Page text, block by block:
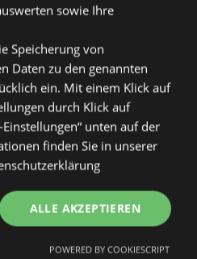
Lidl Angebote
Maximarkt
ADEG Angebote
HOFER Angebote
Eastway
Momcozy
sowie Ihre
Speicherung von
Daten zu den genannten
ein. Mit einem Klick auf
durch Klick auf
unten auf der
finden Sie in unserer
ALLE AKZEPTIEREN
POWERED BY COOKIESCRIPT